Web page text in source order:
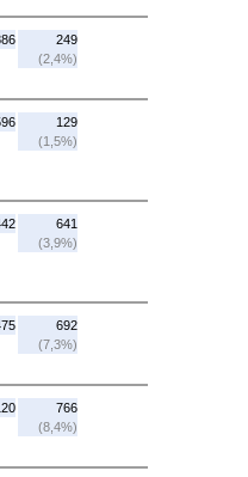
249
(2,4%)
129
(1,5%)
641
(3,9%)
692
(7,3%)
766
(8,4%)